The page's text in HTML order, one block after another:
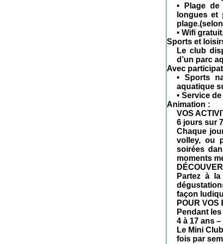
• Plage de
longues et
• Wifi
Sports et
Le club
d’un parc
Avec
• Sports
aquatique
• Service
Animation :
VOS
6 jours sur
Chaque
volley, ou
soirées
moments
Partez à
façon
POUR VOS
Pendant
4 à 17 ans
Le Mini
fois par